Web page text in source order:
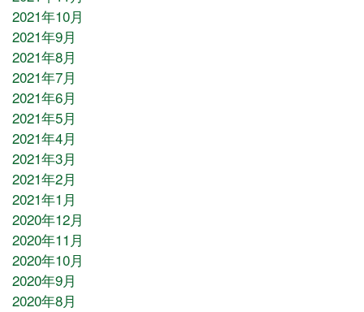
2021年10月
2021年9月
2021年8月
2021年7月
2021年6月
2021年5月
2021年4月
2021年3月
2021年2月
2021年1月
2020年12月
2020年11月
2020年10月
2020年9月
2020年8月